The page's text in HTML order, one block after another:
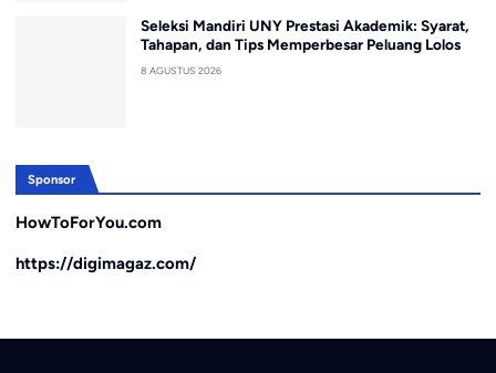
Seleksi Mandiri UNY Prestasi Akademik: Syarat,
Tahapan, dan Tips Memperbesar Peluang Lolos
8 AGUSTUS 2026
Sponsor
HowToForYou.com
https://digimagaz.com/